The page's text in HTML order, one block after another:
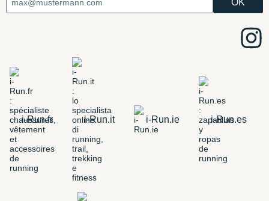
i-Run.fr i-Run.it i-Run.ie i-Run.es